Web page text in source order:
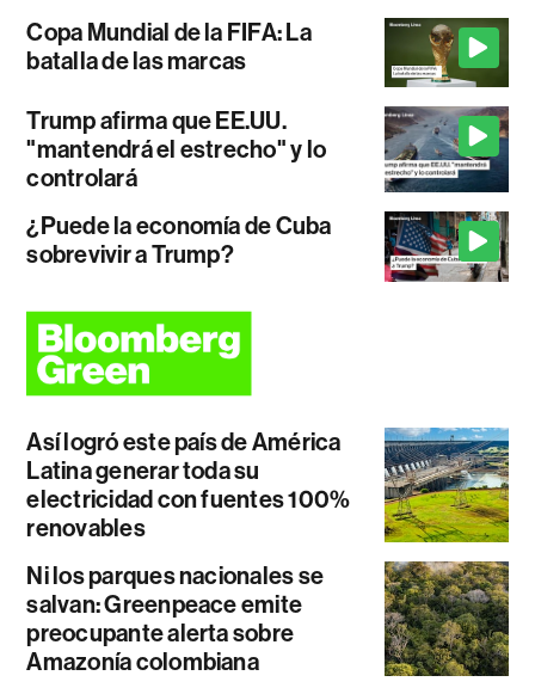
Copa Mundial de la FIFA: La
batalla de las marcas
Trump afirma que EE.UU.
"mantendrá el estrecho" y lo
controlará
¿Puede la economía de Cuba
sobrevivir a Trump?
Así logró este país de América
Latina generar toda su
electricidad con fuentes 100%
renovables
Ni los parques nacionales se
salvan: Greenpeace emite
preocupante alerta sobre
Amazonía colombiana